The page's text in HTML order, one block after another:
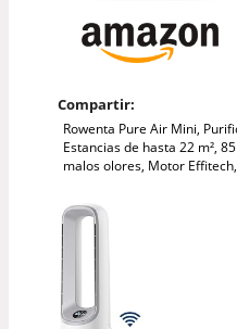
Compartir:
Rowenta Pure Air Mini,
Estancias de hasta 22 m²,
malos olores, Motor